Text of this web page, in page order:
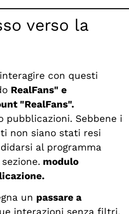
verso la
con questi
RealFans" e
"RealFans".
pubblicazioni. Sebbene i
non siano stati resi
al programma
modulo
un passare a